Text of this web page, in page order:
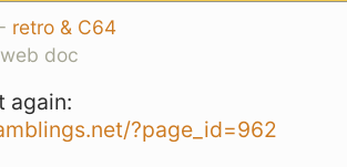
retro & C64
doc
again:
?page_id=962